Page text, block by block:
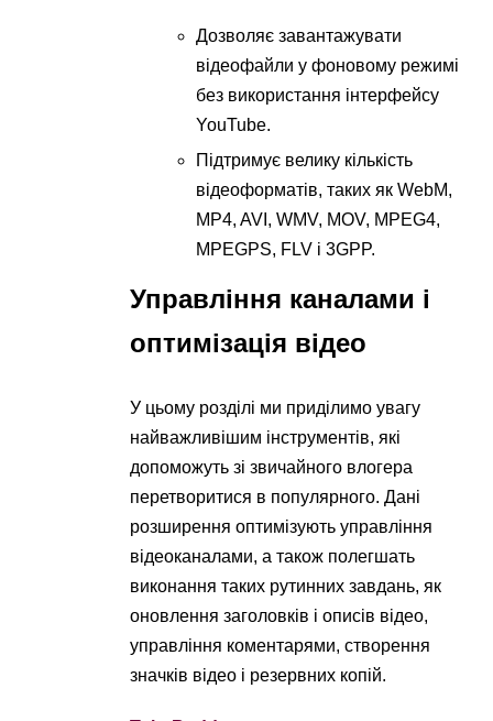
Дозволяє завантажувати
відеофайли у фоновому режимі
без використання інтерфейсу
YouTube.
Підтримує велику кількість
відеоформатів, таких як WebM,
MP4, AVI, WMV, MOV, MPEG4,
MPEGPS, FLV і 3GPP.
Управління каналами і
оптимізація відео
У цьому розділі ми приділимо увагу
найважливішим інструментів, які
допоможуть зі звичайного влогера
перетворитися в популярного. Дані
розширення оптимізують управління
відеоканалами, а також полегшать
виконання таких рутинних завдань, як
оновлення заголовків і описів відео,
управління коментарями, створення
значків відео і резервних копій.